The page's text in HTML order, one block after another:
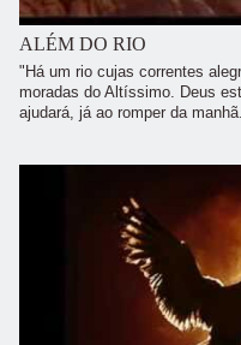
ALÉM DO RIO
"Há um rio cujas correntes
moradas do Altíssimo. Deus
ajudará, já ao romper da